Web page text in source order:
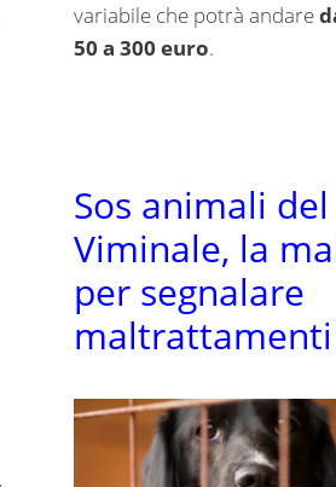
variabile che potrà andare
50 a 300 euro.
Sos animali del
Viminale, la
per segnalare
maltrattamenti